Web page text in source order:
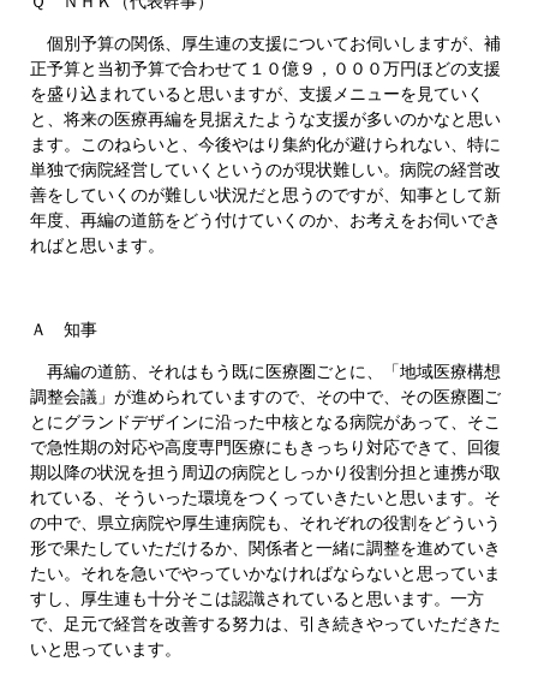
個別予算の関係、厚生連の支援についてお伺いしますが、補
正予算と当初予算で合わせて１０億９，０００万円ほどの支援
を盛り込まれていると思いますが、支援メニューを見ていく
と、将来の医療再編を見据えたような支援が多いのかなと思い
ます。このねらいと、今後やはり集約化が避けられない、特に
単独で病院経営していくというのが現状難しい。病院の経営改
善をしていくのが難しい状況だと思うのですが、知事として新
年度、再編の道筋をどう付けていくのか、お考えをお伺いでき
ればと思います。
Ａ 知事
再編の道筋、それはもう既に医療圏ごとに、「地域医療構想
調整会議」が進められていますので、その中で、その医療圏ご
とにグランドデザインに沿った中核となる病院があって、そこ
で急性期の対応や高度専門医療にもきっちり対応できて、回復
期以降の状況を担う周辺の病院としっかり役割分担と連携が取
れている、そういった環境をつくっていきたいと思います。そ
の中で、県立病院や厚生連病院も、それぞれの役割をどういう
形で果たしていただけるか、関係者と一緒に調整を進めていき
たい。それを急いでやっていかなければならないと思っていま
すし、厚生連も十分そこは認識されていると思います。一方
で、足元で経営を改善する努力は、引き続きやっていただきた
いと思っています。